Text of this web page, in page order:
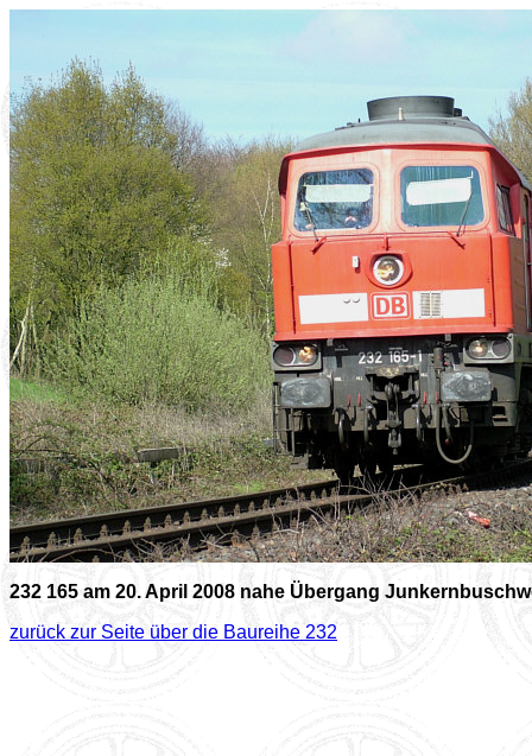
232 165 am 20. April 2008 nahe Übergang
zurück zur Seite über die Baureihe 232